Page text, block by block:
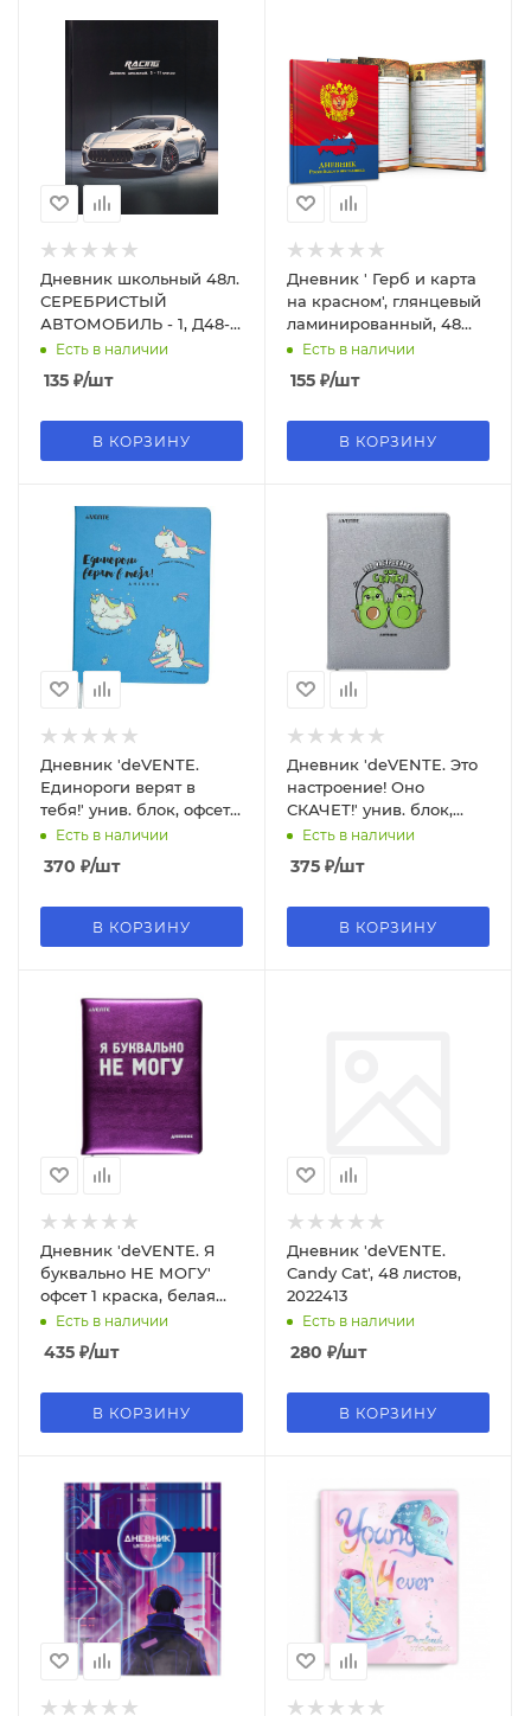
Дневник школьный 48л.
СЕРЕБРИСТЫЙ
АВТОМОБИЛЬ - 1, Д48-
3407
Есть в наличии
135 ₽/шт
В КОРЗИНУ
Дневник ' Герб и карта
на красном', глянцевый
ламинированный, 48
листов, Д48Т-5266
Есть в наличии
155 ₽/шт
В КОРЗИНУ
Дневник 'deVENTE.
Единороги верят в
тебя!' унив. блок, офсет 1
краска, бумага 80 г;м²,
2021260
Есть в наличии
370 ₽/шт
В КОРЗИНУ
Дневник 'deVENTE. Это
настроение! Оно
СКАЧЕТ!' унив. блок,
офсет 1 краска, 80 г,
2021249
Есть в наличии
375 ₽/шт
В КОРЗИНУ
Дневник 'deVENTE. Я
буквально НЕ МОГУ'
офсет 1 краска, белая
бумага 80 г;м2, 2022256
Есть в наличии
435 ₽/шт
В КОРЗИНУ
Дневник 'deVENTE.
Candy Cat', 48 листов,
2022413
Есть в наличии
280 ₽/шт
В КОРЗИНУ